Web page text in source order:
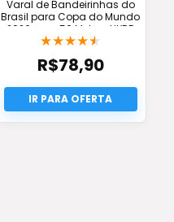
Varal de Bandeirinhas do
Brasil para Copa do Mundo
2026 com 50 Metros HXRD
GROUP
★★★★★
R$78,90